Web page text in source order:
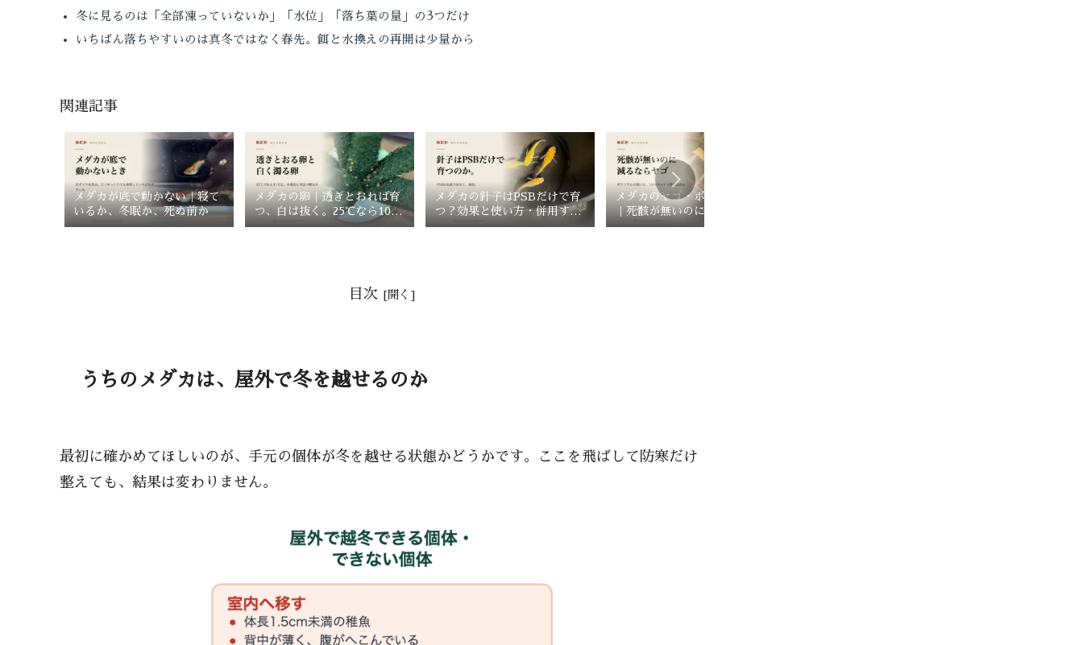
冬に見るのは「全部凍っていないか」「水位」「落ち葉の量」の3つだけ
いちばん落ちやすいのは真冬ではなく春先。餌と水換えの再開は少量から
関連記事
メダカが底で動かない｜寝て
いるか、冬眠か、死ぬ前か
メダカの卵｜透きとおれば育
つ、白は抜く。25℃なら10日
で孵る
メダカの針子はPSBだけで育
つ？効果と使い方・併用すべ
きエサ
メダカのヤゴ・ボウフラ対策
｜死骸が無いのに減るならヤ
ゴを疑う
目次
うちのメダカは、屋外で冬を越せるのか
最初に確かめてほしいのが、手元の個体が冬を越せる状態かどうかです。ここを飛ばして防寒だけ
整えても、結果は変わりません。